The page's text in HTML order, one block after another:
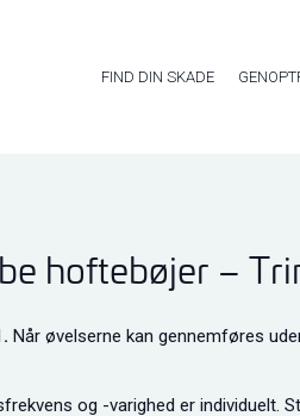
FIND DIN SKADE
hoftebøjer –
Når øvelserne kan gennemføres
og -varighed er individuelt.